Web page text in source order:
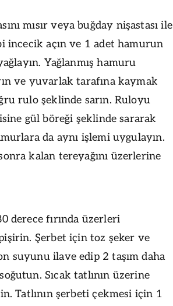
mısır veya buğday nişastası ile
incecik açın ve 1 adet hamurun
Yağlanmış hamuru
ve yuvarlak tarafına kaymak
rulo şeklinde sarın. Ruloyu
gül böreği şeklinde sararak
da aynı işlemi uygulayın.
kalan tereyağını üzerlerine
derece fırında üzerleri
Şerbet için toz şeker ve
suyunu ilave edip 2 taşım daha
Sıcak tatlının üzerine
Tatlının şerbeti çekmesi için 1